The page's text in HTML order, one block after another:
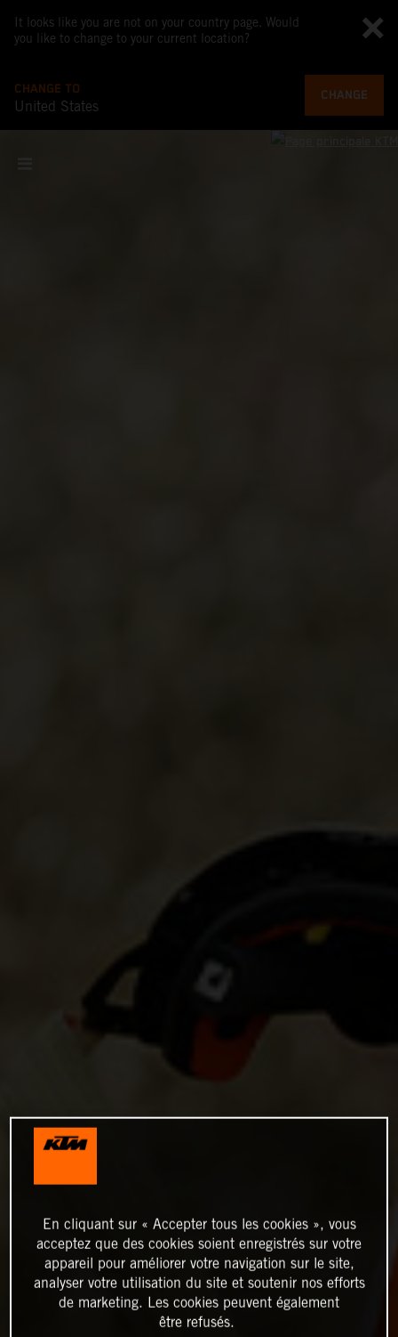
It looks like you are not on your country page. Would
you like to change to your current location?
CHANGE TO
United States
CHANGE
En cliquant sur « Accepter tous les cookies », vous
acceptez que des cookies soient enregistrés sur votre
appareil pour améliorer votre navigation sur le site,
analyser votre utilisation du site et soutenir nos efforts
de marketing. Les cookies peuvent également
être refusés.